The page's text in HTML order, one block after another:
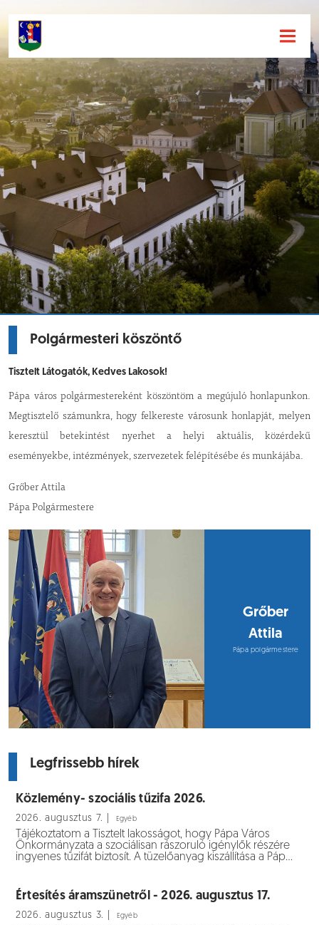
Polgármesteri köszöntő
Tisztelt Látogatók, Kedves Lakosok!
Pápa város polgármestereként köszöntöm a megújuló honlapunkon.
Megtisztelő számunkra, hogy felkereste városunk honlapját, melyen
keresztül betekintést nyerhet a helyi aktuális, közérdekű
eseményekbe, intézmények, szervezetek felépítésébe és munkájába.
Grőber Attila
Pápa Polgármestere
Grőber
Attila
Pápa polgármestere
Legfrissebb hírek
Közlemény- szociális tűzifa 2026.
2026. augusztus 7. | Egyéb
Tájékoztatom a Tisztelt lakosságot, hogy Pápa Város
Önkormányzata a szociálisan rászoruló igénylők részére
ingyenes tűzifát biztosít. A tüzelőanyag kiszállítása a Páp...
Értesítés áramszünetről - 2026. augusztus 17.
2026. augusztus 3. | Egyéb
Hírek []
Események []
Dokumentumok []
Aloldalak []